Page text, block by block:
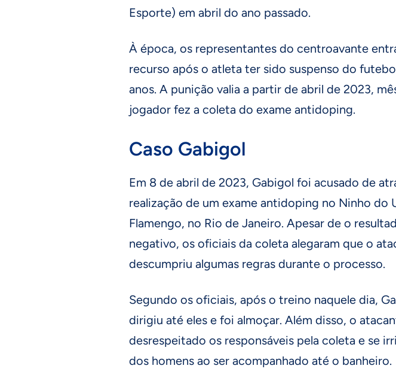
Esporte) em abril do ano passado.
À época, os representantes do centroavante
recurso após o atleta ter sido suspenso do
anos. A punição valia a partir de abril de 2023,
jogador fez a coleta do exame antidoping.
Caso Gabigol
Em 8 de abril de 2023, Gabigol foi acusado de
realização de um exame antidoping no Ninho do
Flamengo, no Rio de Janeiro. Apesar de o
negativo, os oficiais da coleta alegaram que o
descumpriu algumas regras durante o processo.
Segundo os oficiais, após o treino naquele dia,
dirigiu até eles e foi almoçar. Além disso, o
desrespeitado os responsáveis pela coleta e se
dos homens ao ser acompanhado até o banheiro.